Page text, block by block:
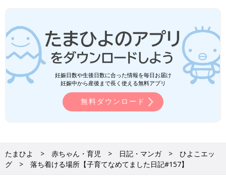
妊娠日数や生後日数に合った情報を毎日お届け
妊娠中から産後まで長く使える無料アプリ
無料ダウンロード
たまひよ 赤ちゃん・育児 日記・マンガ
ひよこエッ
グ
落ち着ける場所【子育てなめてました日記#157】